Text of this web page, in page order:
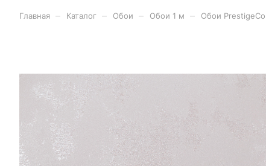
Главная Каталог Обои Обои 1 м Обои